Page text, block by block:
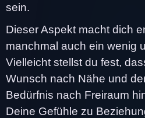
sein.
Dieser Aspekt macht dich
manchmal auch ein wenig
Vielleicht stellst du fest,
Wunsch nach Nähe und
Bedürfnis nach Freiraum
Deine Gefühle zu